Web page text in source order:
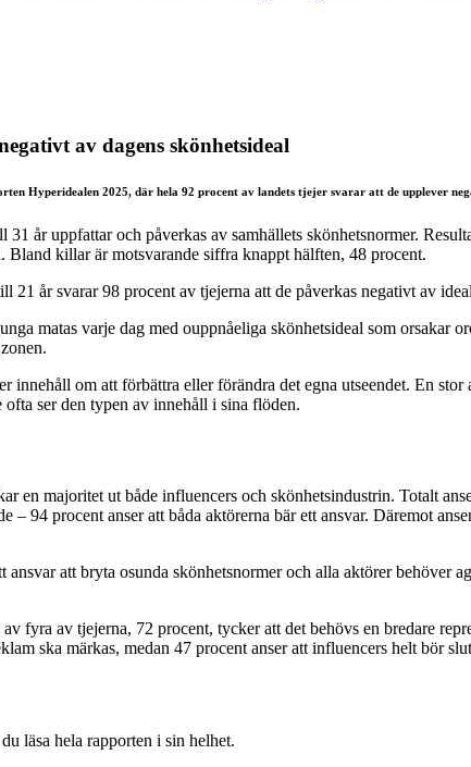
av dagens skönhetsideal
Hyperidealen 2025, där hela 92 procent av landets tjejer svarar att de upplever
år uppfattar och påverkas av samhällets skönhetsnormer.
Bland killar är motsvarande siffra knappt hälften, 48 procent.
21 år svarar 98 procent av tjejerna att de påverkas negativt av
matas varje dag med ouppnåeliga skönhetsideal som orsakar
innehåll om att förbättra eller förändra det egna utseendet. En
ser den typen av innehåll i sina flöden.
en majoritet ut både influencers och skönhetsindustrin. Totalt
94 procent anser att båda aktörerna bär ett ansvar. Däremot
att bryta osunda skönhetsnormer och alla aktörer
fyra av tjejerna, 72 procent, tycker att det behövs en bredare
ska märkas, medan 47 procent anser att influencers helt bör
läsa hela rapporten i sin helhet.